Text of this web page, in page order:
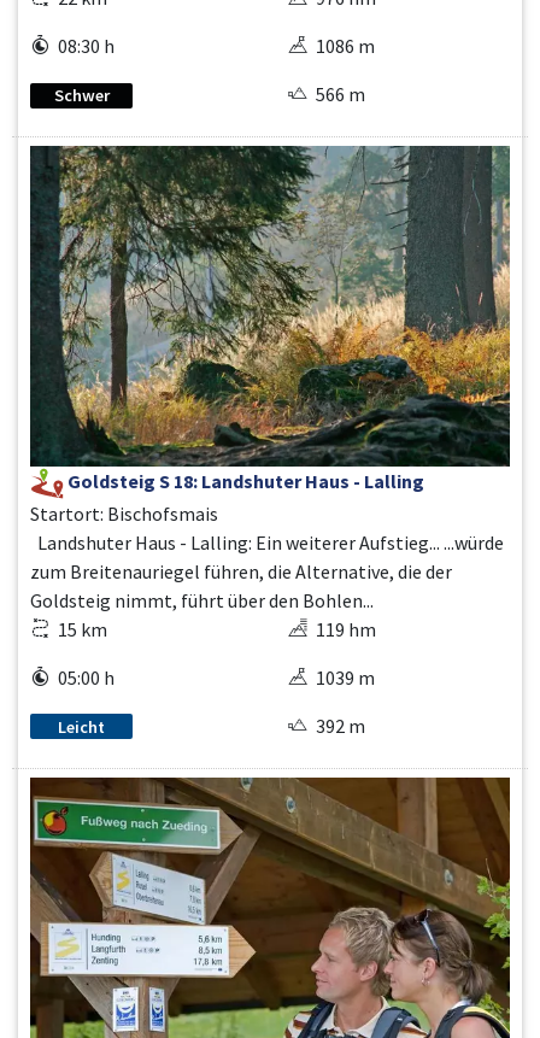
08:30 h
Schwer
1086 m
566 m
Goldsteig S 18: Landshuter Haus - Lalling
Startort: Bischofsmais
Landshuter Haus - Lalling: Ein weiterer Aufstieg... ...würde
zum Breitenauriegel führen, die Alternative, die der
Goldsteig nimmt, führt über den Bohlen...
15 km
05:00 h
Leicht
119 hm
1039 m
392 m